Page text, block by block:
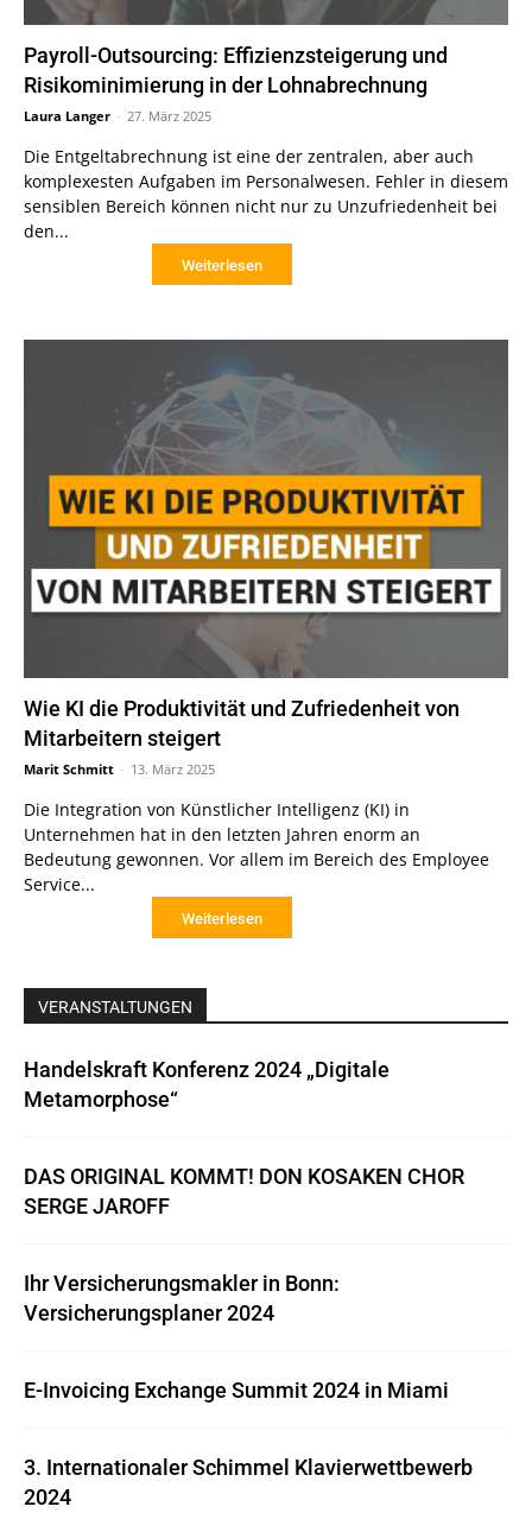
Payroll-Outsourcing: Effizienzsteigerung und
Risikominimierung in der Lohnabrechnung
Laura Langer - 27. März 2025
Die Entgeltabrechnung ist eine der zentralen, aber auch
komplexesten Aufgaben im Personalwesen. Fehler in diesem
sensiblen Bereich können nicht nur zu Unzufriedenheit bei
den...
Weiterlesen
Wie KI die Produktivität und Zufriedenheit von
Mitarbeitern steigert
Marit Schmitt - 13. März 2025
Die Integration von Künstlicher Intelligenz (KI) in
Unternehmen hat in den letzten Jahren enorm an
Bedeutung gewonnen. Vor allem im Bereich des Employee
Service...
Weiterlesen
VERANSTALTUNGEN
Handelskraft Konferenz 2024 „Digitale
Metamorphose“
DAS ORIGINAL KOMMT! DON KOSAKEN CHOR
SERGE JAROFF
Ihr Versicherungsmakler in Bonn:
Versicherungsplaner 2024
E-Invoicing Exchange Summit 2024 in Miami
3. Internationaler Schimmel Klavierwettbewerb
2024